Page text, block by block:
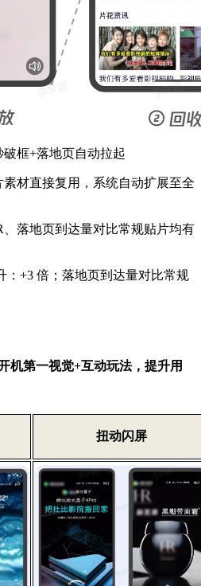
破框+落地页自动拉起
材直接复用，系统自动扩展至全
落地页到达量对比常规贴片均有
：+3 倍；落地页到达量对比常规
机第一视觉+互动玩法，提升用
扭动闪屏